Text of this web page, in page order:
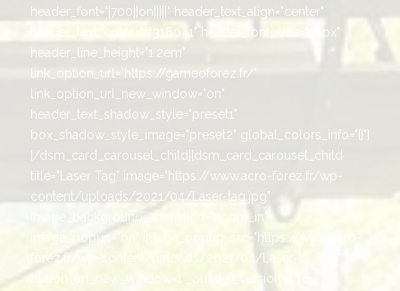
header_font="|700||on|||||" header_text_align="center"
header_text_color="#316041" header_font_size="24px"
header_line_height="1.2em"
link_option_url="https://gameoforez.fr/"
link_option_url_new_window="on"
header_text_shadow_style="preset1"
box_shadow_style_image="preset2" global_colors_info="{}"]
[/dsm_card_carousel_child][dsm_card_carousel_child
title="Laser Tag" image="https://www.acro-forez.fr/wp-
content/uploads/2021/04/Laser-tag.jpg"
image_background_animation="zoom_in"
image_popup="on" image_popup_src="https://www.acro-
forez.fr/wp-content/uploads/2021/04/Laser-tag.jpg"
button_url_new_window=1 _builder_version=4.16